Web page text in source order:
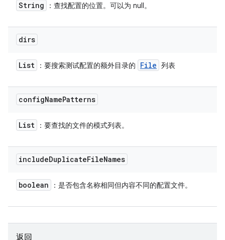
String ：查找配置的位置。可以为 null。
dirs
List ：要搜索测试配置的额外目录的 File 列表
configNamePatterns
List ：要查找的文件的模式列表。
includeDuplicateFileNames
boolean ：是否包含名称相同但内容不同的配置文件。
返回